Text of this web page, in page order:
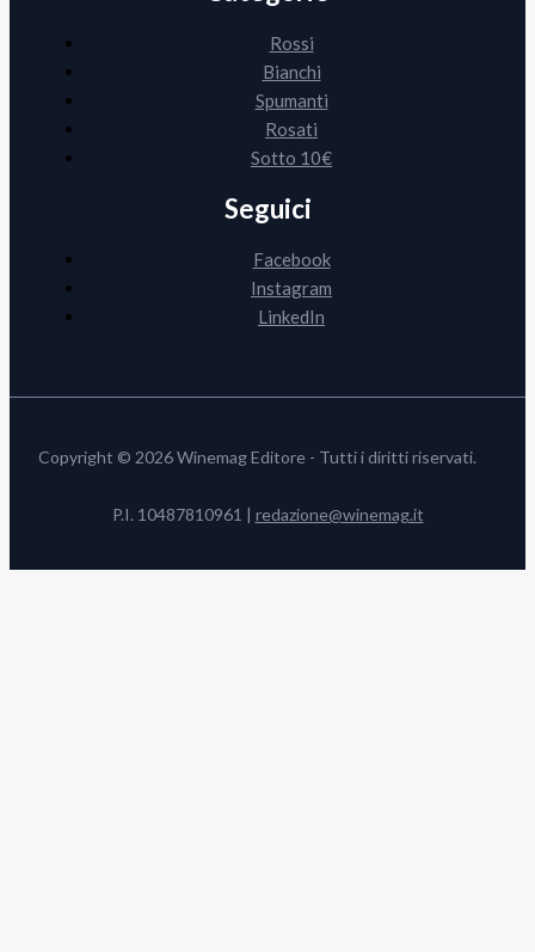
Rossi
Bianchi
Spumanti
Rosati
Sotto 10€
Seguici
Facebook
Instagram
LinkedIn
Copyright © 2026 Winemag Editore - Tutti i diritti riservati.
P.I. 10487810961 | redazione@winemag.it